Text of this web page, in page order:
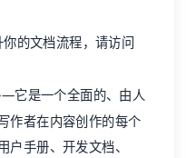
的文档流程，请访问
它是一个全面的、由人
作者在内容创作的每个
户手册、 开发文档、